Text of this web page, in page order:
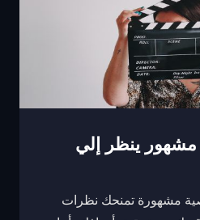
ينظر إلي
مشهورة تمنحك نظرات